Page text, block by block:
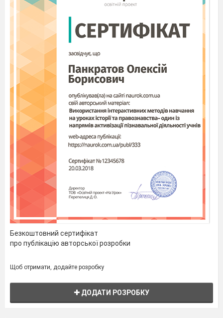
Безкоштовний сертифікат
про публікацію авторської розробки
Щоб отримати, додайте розробку
ДОДАТИ РОЗРОБКУ